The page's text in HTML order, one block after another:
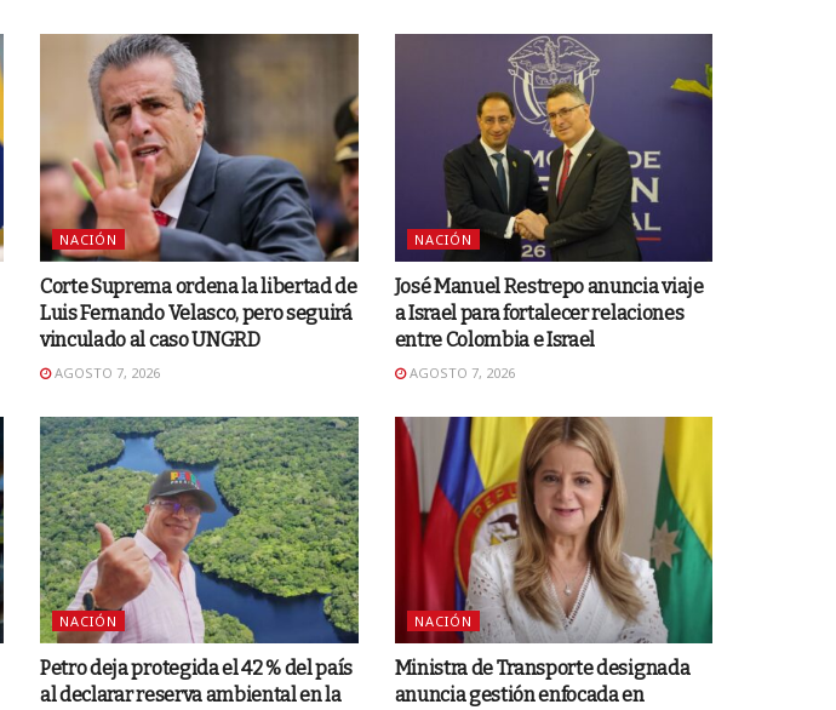
NACIÓN
Corte Suprema ordena la libertad de
Luis Fernando Velasco, pero seguirá
vinculado al caso UNGRD
AGOSTO 7, 2026
NACIÓN
José Manuel Restrepo anuncia viaje
a Israel para fortalecer relaciones
entre Colombia e Israel
AGOSTO 7, 2026
NACIÓN
Petro deja protegida el 42 % del país
al declarar reserva ambiental en la
NACIÓN
Ministra de Transporte designada
anuncia gestión enfocada en